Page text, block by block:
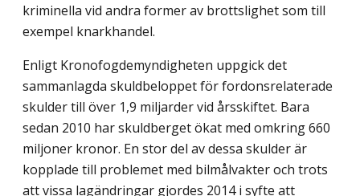
kriminella vid andra former av brottslighet som till
exempel knarkhandel.
Enligt Kronofogdemyndigheten uppgick det
sammanlagda skuldbeloppet för fordonsrelaterade
skulder till över 1,9 miljarder vid årsskiftet. Bara
sedan 2010 har skuldberget ökat med omkring 660
miljoner kronor. En stor del av dessa skulder är
kopplade till problemet med bilmålvakter och trots
att vissa lagändringar gjordes 2014 i syfte att